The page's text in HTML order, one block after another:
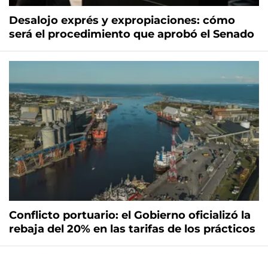
Desalojo exprés y expropiaciones: cómo
será el procedimiento que aprobó el Senado
Conflicto portuario: el Gobierno oficializó la
rebaja del 20% en las tarifas de los prácticos